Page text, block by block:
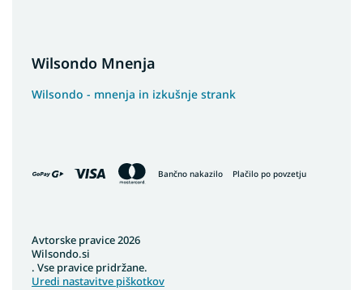
Wilsondo Mnenja
Wilsondo - mnenja in izkušnje strank
Bančno nakazilo Plačilo po povzetju
Avtorske pravice 2026
Wilsondo.si
. Vse pravice pridržane.
Uredi nastavitve piškotkov